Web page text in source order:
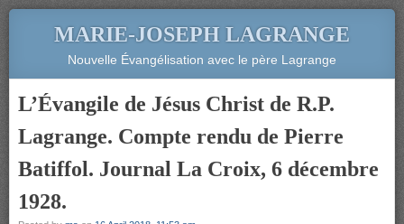
MARIE-JOSEPH LAGRANGE
Nouvelle Évangélisation avec le père Lagrange
L’Évangile de Jésus Christ de R.P.
Lagrange. Compte rendu de Pierre
Batiffol. Journal La Croix, 6 décembre
1928.